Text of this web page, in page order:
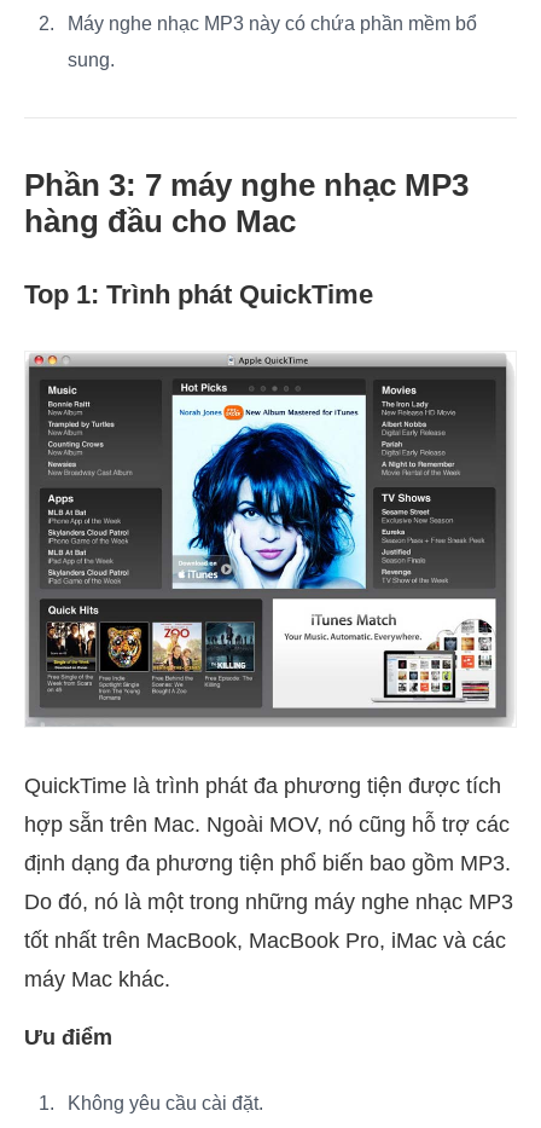
Máy nghe nhạc MP3 này có chứa phần mềm bổ
sung.
Phần 3: 7 máy nghe nhạc MP3
hàng đầu cho Mac
Top 1: Trình phát QuickTime
QuickTime là trình phát đa phương tiện được tích
hợp sẵn trên Mac. Ngoài MOV, nó cũng hỗ trợ các
định dạng đa phương tiện phổ biến bao gồm MP3.
Do đó, nó là một trong những máy nghe nhạc MP3
tốt nhất trên MacBook, MacBook Pro, iMac và các
máy Mac khác.
Ưu điểm
Không yêu cầu cài đặt.